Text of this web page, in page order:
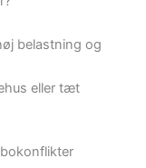
belastning og
eller tæt